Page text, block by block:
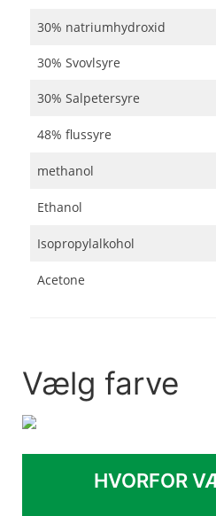
30% natriumhydroxid
30% Svovlsyre
30% Salpetersyre
48% flussyre
methanol
Ethanol
Isopropylalkohol
Acetone
Vælg farve
HVORFOR